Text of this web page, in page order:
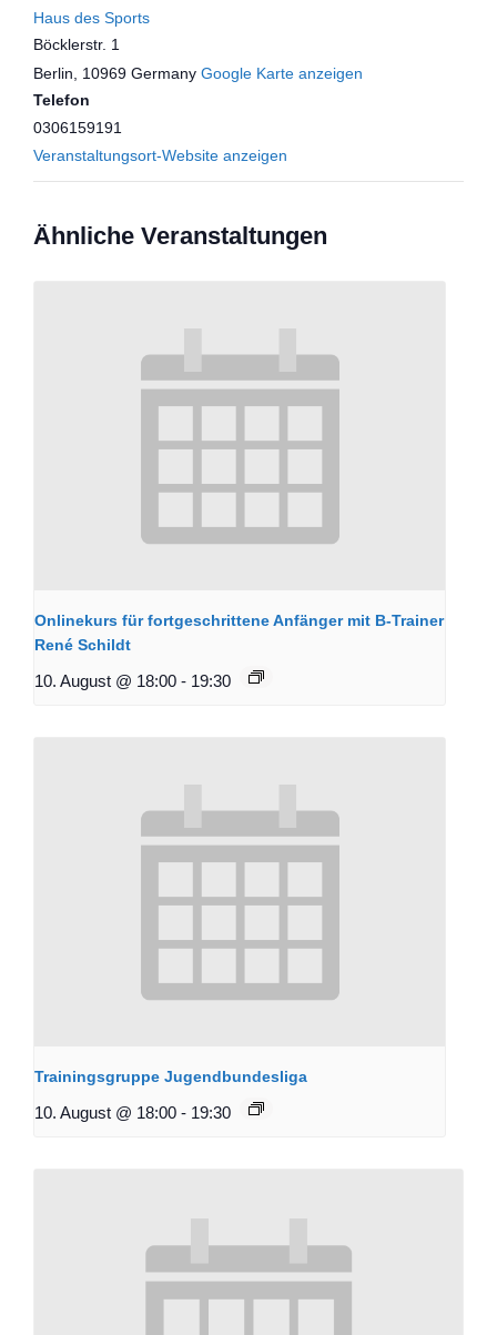
Haus des Sports
Böcklerstr. 1
Berlin, 10969 Germany Google Karte anzeigen
Telefon
0306159191
Veranstaltungsort-Website anzeigen
Ähnliche Veranstaltungen
Onlinekurs für fortgeschrittene Anfänger mit B-Trainer
René Schildt
10. August @ 18:00 - 19:30
Trainingsgruppe Jugendbundesliga
10. August @ 18:00 - 19:30